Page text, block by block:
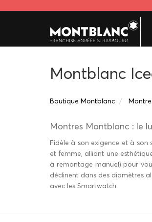
Montblanc
Boutique Montblanc
Montres Montblanc : le
Fidèle à son exigence et à
et femme, alliant une
à remontage manuel) pour
déclinent dans des diamètres
avec les Smartwatch.